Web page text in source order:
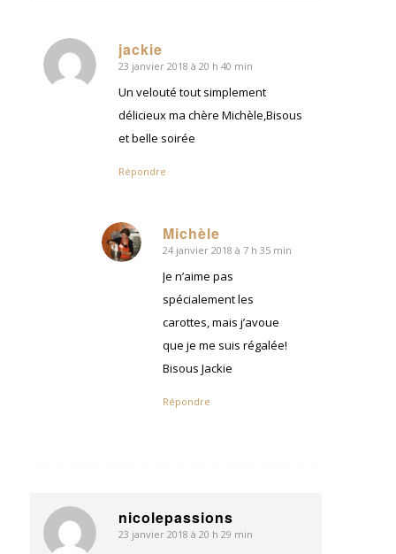
jackie
dit
:
23 janvier 2018 à 20 h 40 min
Un velouté tout simplement
délicieux ma chère Michèle,Bisous
et belle soirée
Répondre
Michèle
dit
24 janvier 2018 à 7 h 35 min
Je n’aime pas
spécialement les
carottes, mais j’avoue
que je me suis régalée!
Bisous Jackie
Répondre
nicolepassions
dit
23 janvier 2018 à 20 h 29 min